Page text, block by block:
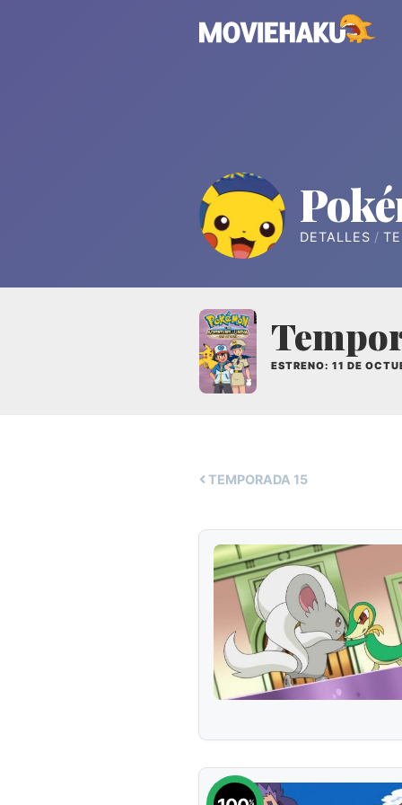
DETALLES
ESTRENO: 11 DE
TEMPORADA 15
%